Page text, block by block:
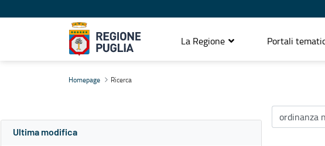
La Regione Portali
Homepage Ricerca
Ultima modifica